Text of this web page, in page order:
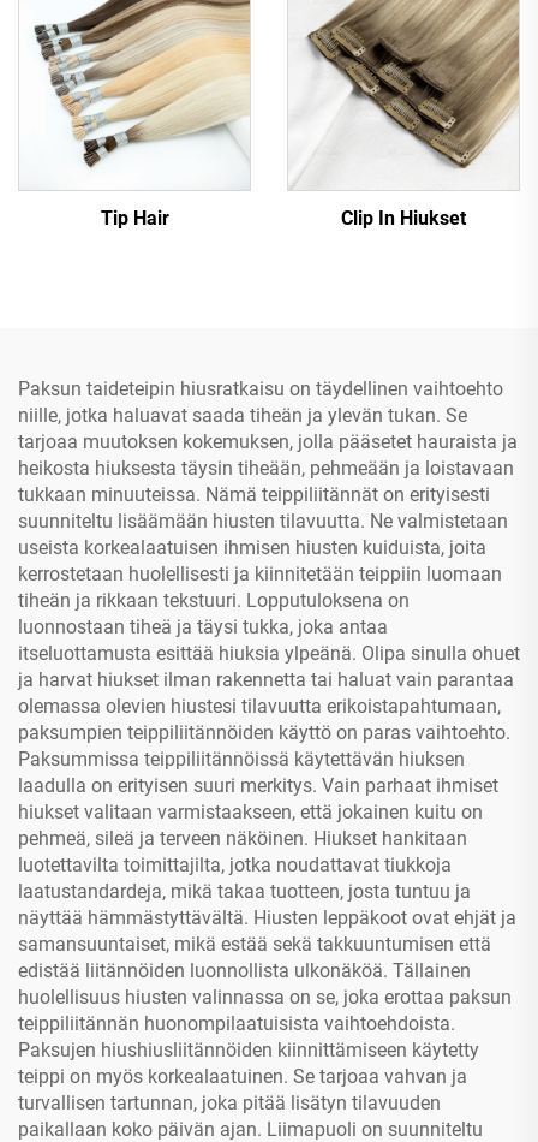
Tip Hair Clip In Hiukset
Paksun taideteipin hiusratkaisu on täydellinen vaihtoehto
niille, jotka haluavat saada tiheän ja ylevän tukan. Se
tarjoaa muutoksen kokemuksen, jolla pääsetet hauraista ja
heikosta hiuksesta täysin tiheään, pehmeään ja loistavaan
tukkaan minuuteissa. Nämä teippiliitännät on erityisesti
suunniteltu lisäämään hiusten tilavuutta. Ne valmistetaan
useista korkealaatuisen ihmisen hiusten kuiduista, joita
kerrostetaan huolellisesti ja kiinnitetään teippiin luomaan
tiheän ja rikkaan tekstuuri. Lopputuloksena on
luonnostaan tiheä ja täysi tukka, joka antaa
itseluottamusta esittää hiuksia ylpeänä. Olipa sinulla ohuet
ja harvat hiukset ilman rakennetta tai haluat vain parantaa
olemassa olevien hiustesi tilavuutta erikoistapahtumaan,
paksumpien teippiliitännöiden käyttö on paras vaihtoehto.
Paksummissa teippiliitännöissä käytettävän hiuksen
laadulla on erityisen suuri merkitys. Vain parhaat ihmiset
hiukset valitaan varmistaakseen, että jokainen kuitu on
pehmeä, sileä ja terveen näköinen. Hiukset hankitaan
luotettavilta toimittajilta, jotka noudattavat tiukkoja
laatustandardeja, mikä takaa tuotteen, josta tuntuu ja
näyttää hämmästyttävältä. Hiusten leppäkoot ovat ehjät ja
samansuuntaiset, mikä estää sekä takkuuntumisen että
edistää liitännöiden luonnollista ulkonäköä. Tällainen
huolellisuus hiusten valinnassa on se, joka erottaa paksun
teippiliitännän huonompilaatuisista vaihtoehdoista.
Paksujen hiushiusliitännöiden kiinnittämiseen käytetty
teippi on myös korkealaatuinen. Se tarjoaa vahvan ja
turvallisen tartunnan, joka pitää lisätyn tilavuuden
paikallaan koko päivän ajan. Liimapuoli on suunniteltu